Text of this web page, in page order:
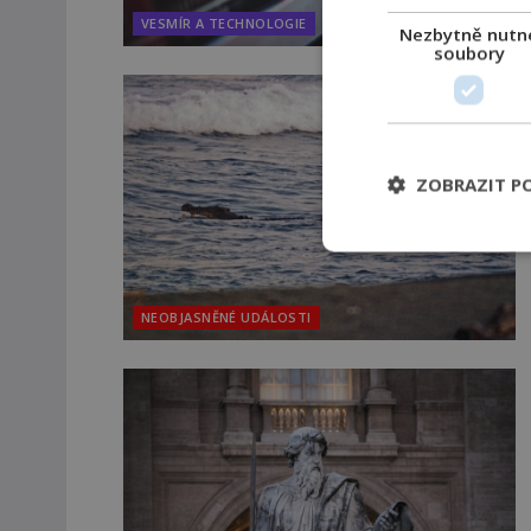
VESMÍR A TECHNOLOGIE
NEOBJASNĚNÉ UDÁLOSTI
Nezbytně
soubory
ZOBRAZIT